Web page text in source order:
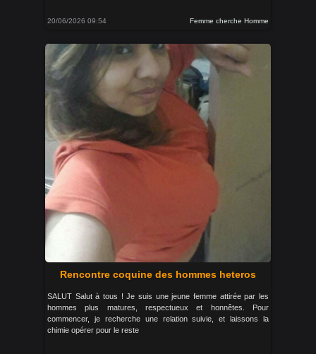
20/06/2026 09:54 Femme cherche Homme
Rencontre coquine des hommes heteros
SALUT Salut à tous ! Je suis une jeune femme attirée par les
hommes plus matures, respectueux et honnêtes. Pour
commencer, je recherche une relation suivie, et laissons la
chimie opérer pour le reste